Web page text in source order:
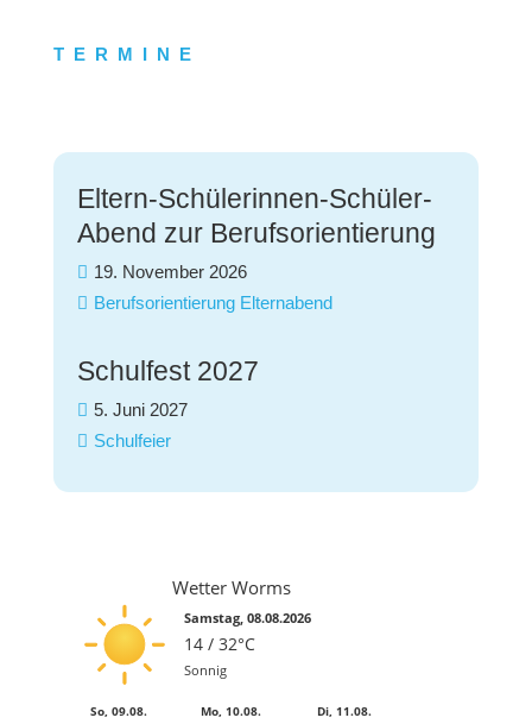
TERMINE
Eltern-Schülerinnen-Schüler-
Abend zur Berufsorientierung
19. November 2026
Berufsorientierung Elternabend
Schulfest 2027
5. Juni 2027
Schulfeier
Wetter Worms
Samstag, 08.08.2026
14 / 32°C
Sonnig
So, 09.08. Mo, 10.08. Di, 11.08.